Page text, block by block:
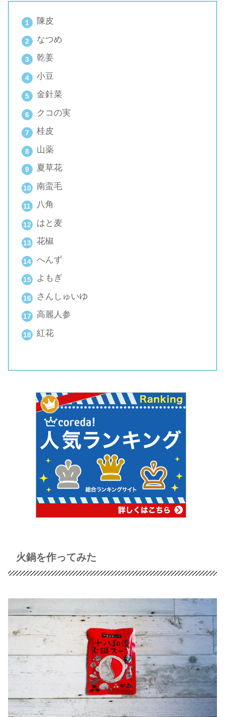
陳皮
なつめ
乾姜
小豆
金針菜
クコの実
桂皮
山薬
夏草花
南蛮毛
八角
はと麦
花椒
へんず
よもぎ
さんしゅいゆ
高麗人参
紅花
火鍋を作ってみた